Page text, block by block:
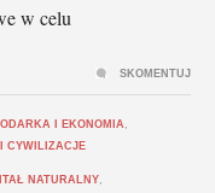
w celu
I EKONOMIA
CYWILIZACJE
NATURALNY
SKOMENTUJ